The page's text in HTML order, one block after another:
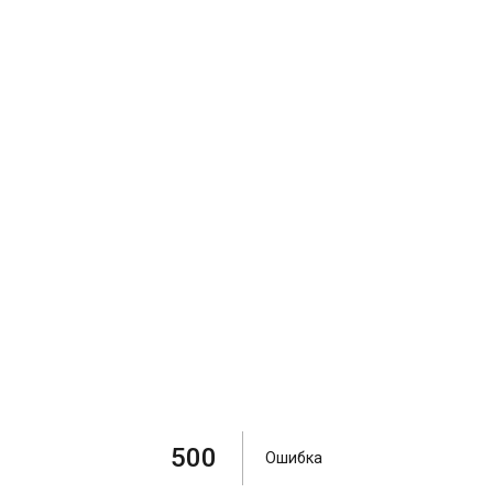
500 Ошибка